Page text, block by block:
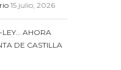
15 julio, 2026
LEY… AHORA
DE CASTILLA